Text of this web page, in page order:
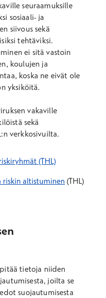
seuraamuksille
sosiaali- ja
siivous sekä
tehtäviksi.
ei sitä vastoin
koulujen ja
koska ne eivät ole
yksiköitä.
vakaville
sekä
verkkosivuilta.
(THL)
riskin altistuminen (THL)
tietoja niiden
joilta se
suojautumisesta